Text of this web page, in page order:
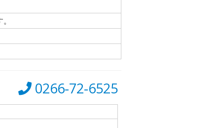
0266-72-6525